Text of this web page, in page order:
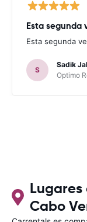
Esta segunda
Esta segunda
S
Sadik
Optimo
Cabo